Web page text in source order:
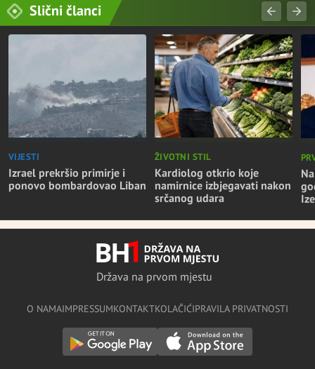
Slični članci
VIJESTI
Izrael prekršio primirje i
ponovo bombardovao Liban
ŽIVOTNI STIL
Kardiolog otkrio koje
namirnice izbjegavati nakon
srčanog udara
Država na prvom mjestu
O NAMAIMPRESSUMKONTAKTKOLAČIĆIPRAVILA PRIVATNOSTI